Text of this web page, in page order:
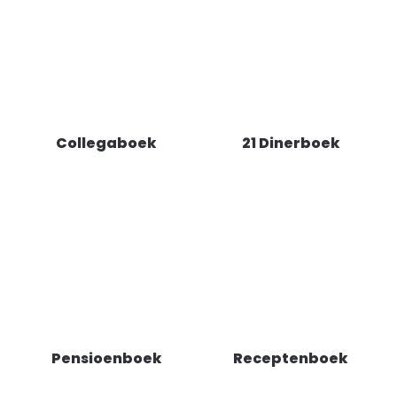
Collegaboek 21 Dinerboek
Pensioenboek Receptenboek